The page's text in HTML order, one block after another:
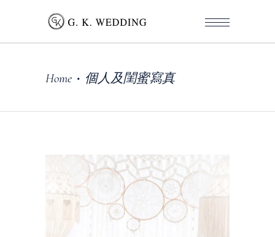
Home • 個人及閨蜜寫真